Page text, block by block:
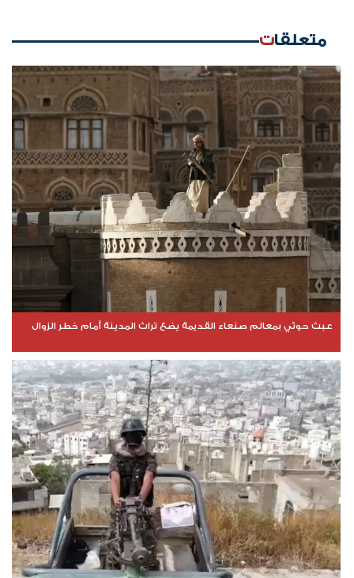
متعلقات
عبث حوثي بمعالم صنعاء القديمة يضع تراث المدينة أمام خطر الزوال